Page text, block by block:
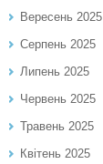
Вересень 2025
Серпень 2025
Липень 2025
Червень 2025
Травень 2025
Квітень 2025